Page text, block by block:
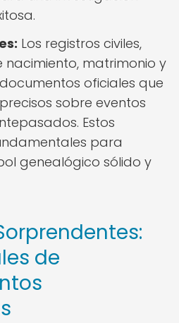
Los registros civiles,
matrimonio y
oficiales que
sobre eventos
Estos
para
genealógico sólido y
de